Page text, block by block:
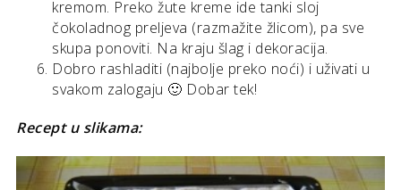
kremom. Preko žute kreme ide tanki sloj
čokoladnog preljeva (razmažite žlicom), pa sve
skupa ponoviti. Na kraju šlag i dekoracija.
Dobro rashladiti (najbolje preko noći) i uživati u
svakom zalogaju 🙂 Dobar tek!
Recept u slikama: